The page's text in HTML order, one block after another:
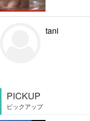
tani
PICKUP
ピックアップ